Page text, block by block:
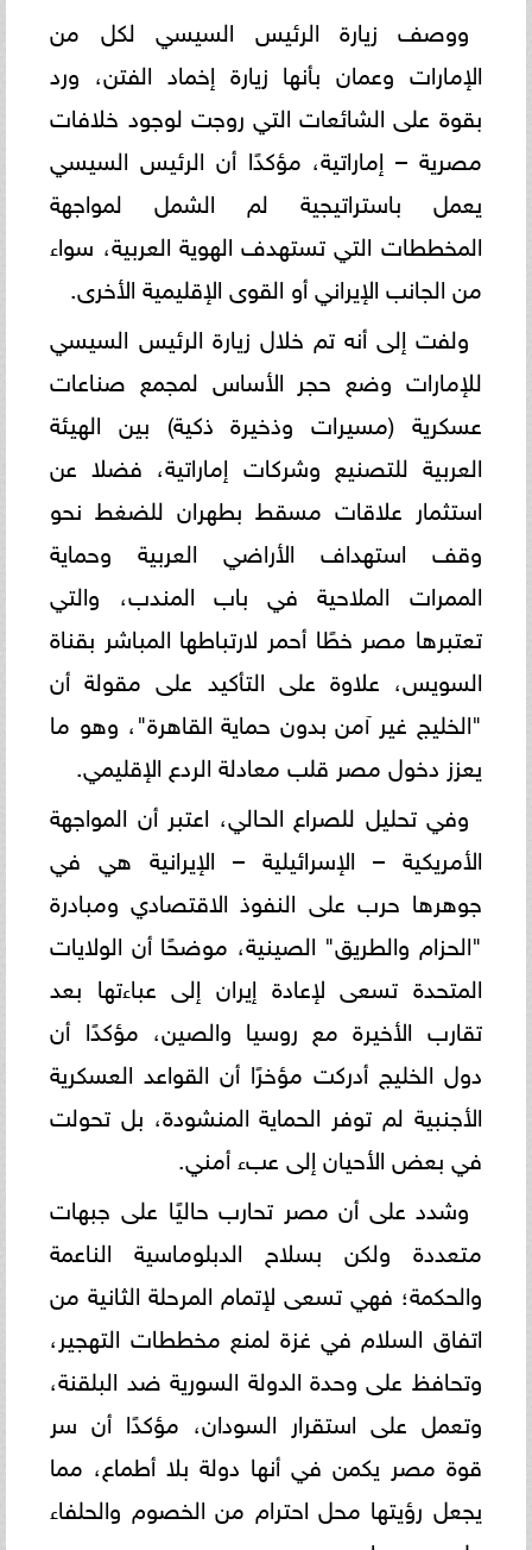
ووصف زيارة الرئيس السيسي لكل من
الإمارات وعمان بأنها زيارة إخماد الفتن، ورد
بقوة على الشائعات التي روجت لوجود خلافات
مصرية – إماراتية، مؤكدًا أن الرئيس السيسي
يعمل باستراتيجية لم الشمل لمواجهة
المخططات التي تستهدف الهوية العربية، سواء
من الجانب الإيراني أو القوى الإقليمية الأخرى.
ولفت إلى أنه تم خلال زيارة الرئيس السيسي
للإمارات وضع حجر الأساس لمجمع صناعات
عسكرية (مسيرات وذخيرة ذكية) بين الهيئة
العربية للتصنيع وشركات إماراتية، فضلا عن
استثمار علاقات مسقط بطهران للضغط نحو
وقف استهداف الأراضي العربية وحماية
الممرات الملاحية في باب المندب، والتي
تعتبرها مصر خطًا أحمر لارتباطها المباشر بقناة
السويس، علاوة على التأكيد على مقولة أن
"الخليج غير آمن بدون حماية القاهرة"، وهو ما
يعزز دخول مصر قلب معادلة الردع الإقليمي.
وفي تحليل للصراع الحالي، اعتبر أن المواجهة
الأمريكية – الإسرائيلية – الإيرانية هي في
جوهرها حرب على النفوذ الاقتصادي ومبادرة
"الحزام والطريق" الصينية، موضحًا أن الولايات
المتحدة تسعى لإعادة إيران إلى عباءتها بعد
تقارب الأخيرة مع روسيا والصين، مؤكدًا أن
دول الخليج أدركت مؤخرًا أن القواعد العسكرية
الأجنبية لم توفر الحماية المنشودة، بل تحولت
في بعض الأحيان إلى عبء أمني.
وشدد على أن مصر تحارب حاليًا على جبهات
متعددة ولكن بسلاح الدبلوماسية الناعمة
والحكمة؛ فهي تسعى لإتمام المرحلة الثانية من
اتفاق السلام في غزة لمنع مخططات التهجير،
وتحافظ على وحدة الدولة السورية ضد البلقنة،
وتعمل على استقرار السودان، مؤكدًا أن سر
قوة مصر يكمن في أنها دولة بلا أطماع، مما
يجعل رؤيتها محل احترام من الخصوم والحلفاء